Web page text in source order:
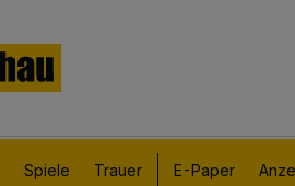
Spiele Trauer E-Paper